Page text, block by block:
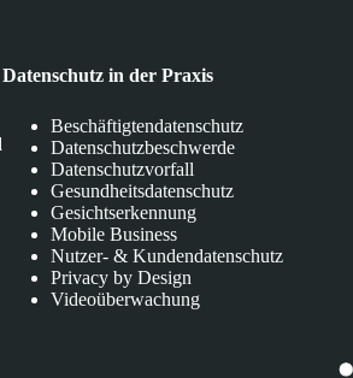
Datenschutz in der Praxis
Beschäftigtendatenschutz
Datenschutzbeschwerde
Datenschutzvorfall
Gesundheitsdatenschutz
Gesichtserkennung
Mobile Business
Nutzer- & Kundendatenschutz
Privacy by Design
Videoüberwachung